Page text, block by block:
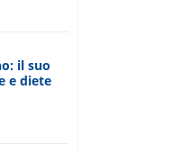
il suo
e diete